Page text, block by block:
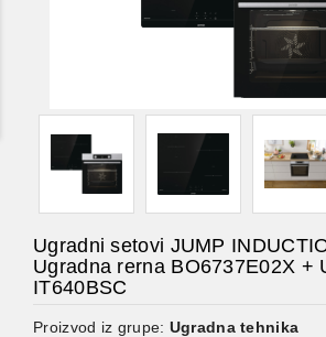
Ugradni setovi JUMP
Ugradna rerna BO6737E02X +
IT640BSC
Proizvod iz grupe: Ugradna tehnika